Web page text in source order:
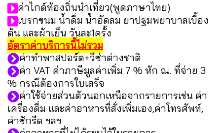
ค่าไกด์ท้องถิ่นนำเที่ยว(พูดภาษาไทย)
เบรกขนม น้ำดื่ม น้ำอัดลม ยาปฐมพยาบาลเบื้อง
ต้น และผ้าเย็น วันละ1ครั้ง
อัตราค่าบริการนี้ไม่รวม
ค่าทำพาสปอร์ต+วีซ่าต่างชาติ
ค่า VAT ค่าภาษีมูลค่าเพิ่ม 7 % หัก ณ. ที่จ่าย 3
% กรณีต้องการใบเสร็จ
ค่าใช้จ่ายส่วนตัวนอกเหนือจากรายการเช่น ค่า
เครื่องดื่ม และค่าอาหารที่สั่งเพิ่มเอง,ค่าโทรศัพท์,
ค่าซักรีด ฯลฯ